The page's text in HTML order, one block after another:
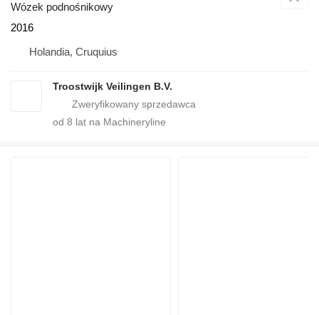
Wózek podnośnikowy
2016
Holandia, Cruquius
Troostwijk Veilingen B.V.
od 8 lat na Machineryline